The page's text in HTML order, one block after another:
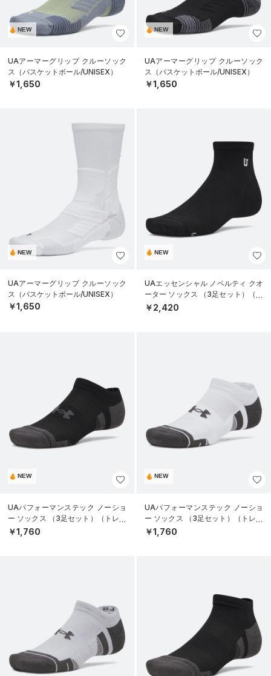
NEW
UAアーマーグリップ クルーソック
ス（バスケットボール/UNISEX）
￥1,650
NEW
UAアーマーグリップ クルーソック
ス（バスケットボール/UNISEX）
￥1,650
NEW
UAアーマーグリップ クルーソック
ス（バスケットボール/UNISEX）
￥1,650
NEW
UAエッセンシャル ノベルティ クオ
ーター ソックス （3足セット）（ラ
イフスタイル/UNISEX）
￥2,420
NEW
UAパフォーマンステック ノーショ
ー ソックス （3足セット）（トレー
ニング/UNISEX）
￥1,760
NEW
UAパフォーマンステック ノーショ
ー ソックス （3足セット）（トレー
ニング/UNISEX）
￥1,760